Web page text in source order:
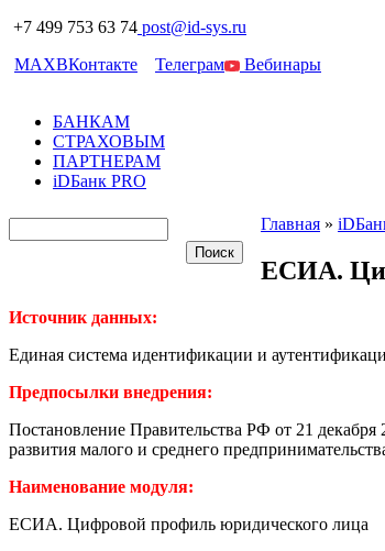
+7 499 753 63 74 post@id-sys.ru
MAXВКонтакте Телеграм Вебинары
БАНКАМ
СТРАХОВЫМ
ПАРТНЕРАМ
iDБанк PRO
Главная »
ЕСИА.
Источник данных:
Единая система идентификации и
Предпосылки внедрения:
Постановление Правительства РФ от 21
развития малого и среднего
Наименование модуля:
ЕСИА. Цифровой профиль юридического лица